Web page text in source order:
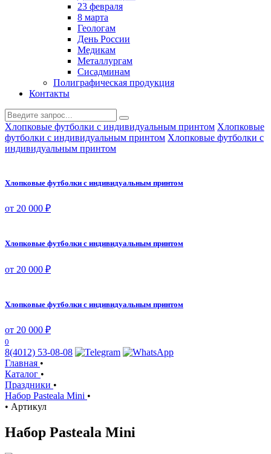
23 февраля
8 марта
Геологам
День России
Медикам
Металлургам
Сисадминам
Полиграфическая продукция
Контакты
Хлопковые футболки с индивидуальным принтом Хлопковые
футболки с индивидуальным принтом Хлопковые футболки с
индивидуальным принтом
Хлопковые футболки с индивидуальным принтом
от 20 000 ₽
Хлопковые футболки с индивидуальным принтом
от 20 000 ₽
Хлопковые футболки с индивидуальным принтом
от 20 000 ₽
0
8(4012) 53-08-08
Главная •
Каталог •
Праздники •
Набор Pasteala Mini •
• Артикул
Набор Pasteala Mini